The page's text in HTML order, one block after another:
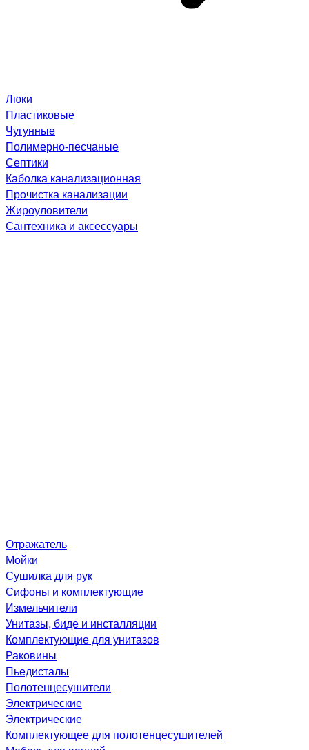
Люки
Пластиковые
Чугунные
Полимерно-песчаные
Септики
Каболка канализационная
Прочистка канализации
Жироуловители
Сантехника и аксессуары
Отражатель
Мойки
Сушилка для рук
Сифоны и комплектующие
Измельчители
Унитазы, биде и инсталляции
Комплектующие для унитазов
Раковины
Пьедисталы
Полотенцесушители
Электрические
Электрические
Комплектующее для полотенцесушителей